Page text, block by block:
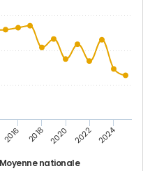
Moyenne nationale
2016 2018 2020 2022 2024